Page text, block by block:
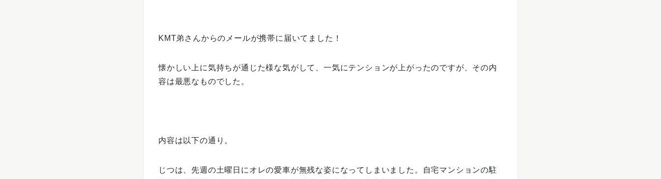
KMT弟さんからのメールが携帯に届いてました！
懐かしい上に気持ちが通じた様な気がして、一気にテンションが上がったのですが、その内
容は最悪なものでした。
内容は以下の通り。
じつは、先週の土曜日にオレの愛車が無残な姿になってしまいました。自宅マンションの駐